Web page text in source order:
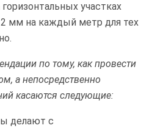
участках
мм на каждый метр для тех
по тому, как провести
а непосредственно
касаются следующие:
делают с